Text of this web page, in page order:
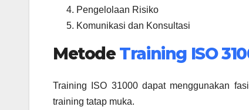
Pengelolaan Risiko
Komunikasi dan Konsultasi
Metode Training ISO
Training ISO 31000 dapat menggunakan
training tatap muka.